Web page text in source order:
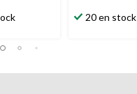
20 en stock